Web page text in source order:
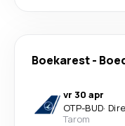
Boekarest-
vr 30 apr
OTP-BUD·
Tarom